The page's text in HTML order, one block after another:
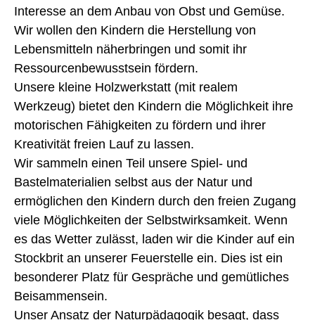
Interesse an dem Anbau von Obst und Gemüse.
Wir wollen den Kindern die Herstellung von
Lebensmitteln näherbringen und somit ihr
Ressourcenbewusstsein fördern.
Unsere kleine Holzwerkstatt (mit realem
Werkzeug) bietet den Kindern die Möglichkeit ihre
motorischen Fähigkeiten zu fördern und ihrer
Kreativität freien Lauf zu lassen.
Wir sammeln einen Teil unsere Spiel- und
Bastelmaterialien selbst aus der Natur und
ermöglichen den Kindern durch den freien Zugang
viele Möglichkeiten der Selbstwirksamkeit. Wenn
es das Wetter zulässt, laden wir die Kinder auf ein
Stockbrit an unserer Feuerstelle ein. Dies ist ein
besonderer Platz für Gespräche und gemütliches
Beisammensein.
Unser Ansatz der Naturpädagogik besagt, dass